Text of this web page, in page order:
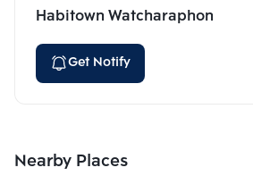
Habitown Watcharaphon
Get Notify
Nearby Places